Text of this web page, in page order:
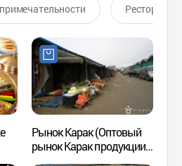
Ресторан
Рынок Карак (Оптовый
рынок Карак продукции